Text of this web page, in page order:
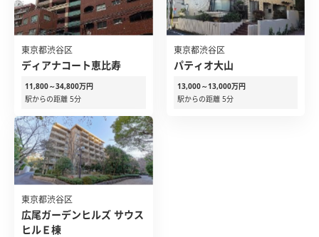
東京都渋谷区
ディアナコート恵比寿
11,800～34,800万円
駅からの距離 5分
東京都渋谷区
パティオ大山
13,000～13,000万円
駅からの距離 5分
東京都渋谷区
広尾ガーデンヒルズ サウス
ヒルＥ棟